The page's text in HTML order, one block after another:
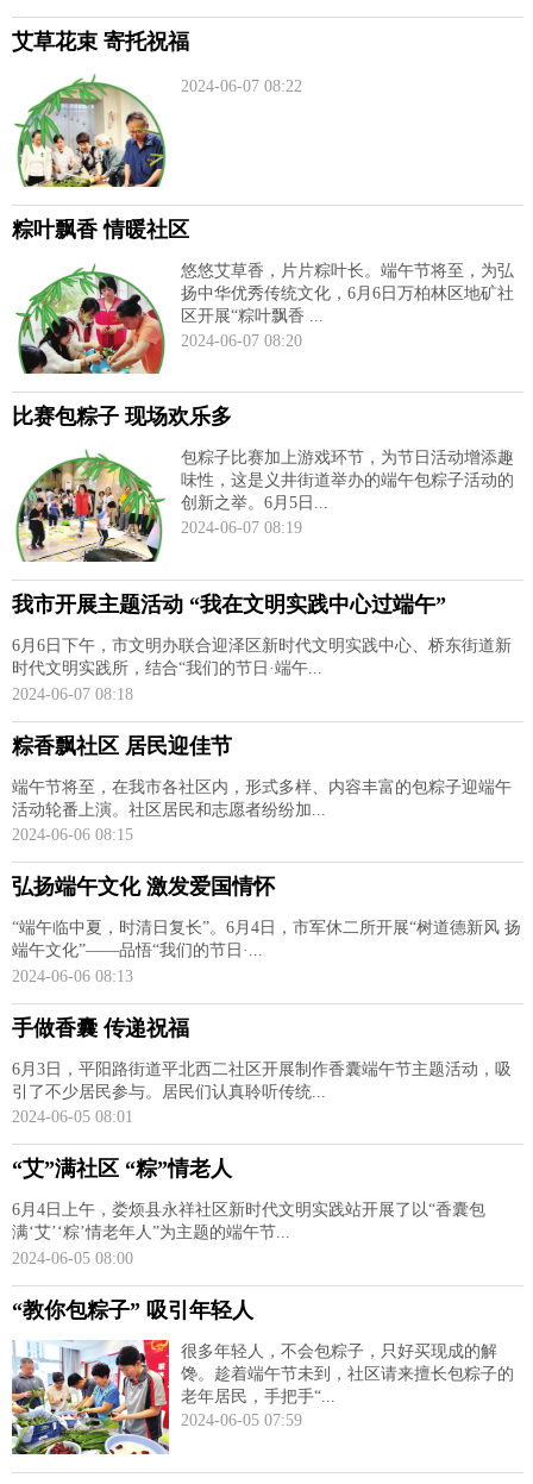
艾草花束 寄托祝福
2024-06-07 08:22
粽叶飘香 情暖社区
悠悠艾草香，片片粽叶长。端午节将至，为弘
扬中华优秀传统文化，6月6日万柏林区地矿社
区开展“粽叶飘香 ...
2024-06-07 08:20
比赛包粽子 现场欢乐多
包粽子比赛加上游戏环节，为节日活动增添趣
味性，这是义井街道举办的端午包粽子活动的
创新之举。6月5日...
2024-06-07 08:19
我市开展主题活动 “我在文明实践中心过端午”
6月6日下午，市文明办联合迎泽区新时代文明实践中心、桥东街道新
时代文明实践所，结合“我们的节日·端午...
2024-06-07 08:18
粽香飘社区 居民迎佳节
端午节将至，在我市各社区内，形式多样、内容丰富的包粽子迎端午
活动轮番上演。社区居民和志愿者纷纷加...
2024-06-06 08:15
弘扬端午文化 激发爱国情怀
“端午临中夏，时清日复长”。6月4日，市军休二所开展“树道德新风 扬
端午文化”——品悟“我们的节日·...
2024-06-06 08:13
手做香囊 传递祝福
6月3日，平阳路街道平北西二社区开展制作香囊端午节主题活动，吸
引了不少居民参与。居民们认真聆听传统...
2024-06-05 08:01
“艾”满社区 “粽”情老人
6月4日上午，娄烦县永祥社区新时代文明实践站开展了以“香囊包
满‘艾’‘粽’情老年人”为主题的端午节...
2024-06-05 08:00
“教你包粽子” 吸引年轻人
很多年轻人，不会包粽子，只好买现成的解
馋。趁着端午节未到，社区请来擅长包粽子的
老年居民，手把手“...
2024-06-05 07:59